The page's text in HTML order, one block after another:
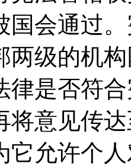
国会通过
两级的机
律是否符
将意见传
它允许个